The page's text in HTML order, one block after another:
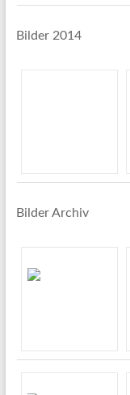
Bilder 2014
Bilder Archiv